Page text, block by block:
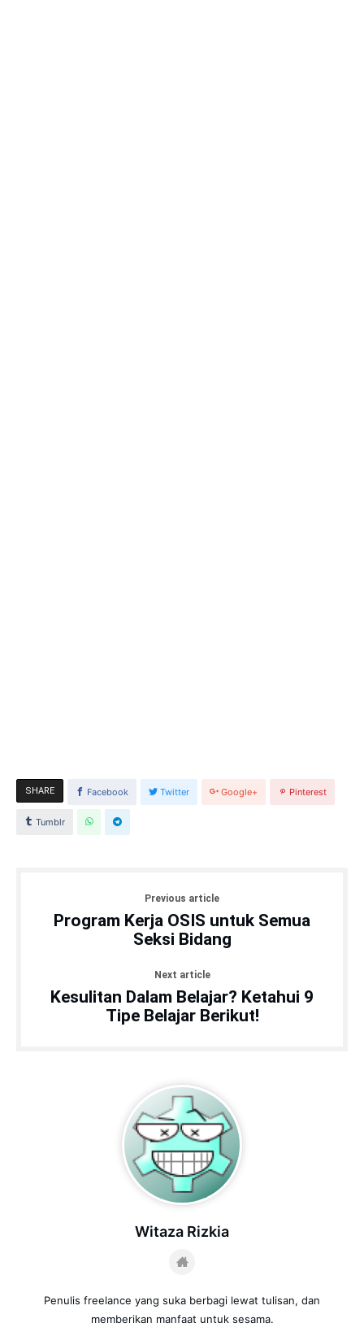
SHARE Facebook Twitter Google+ Pinterest
Tumblr
Previous article
Program Kerja OSIS untuk Semua
Seksi Bidang
Next article
Kesulitan Dalam Belajar? Ketahui 9
Tipe Belajar Berikut!
Witaza Rizkia
Penulis freelance yang suka berbagi lewat tulisan, dan
memberikan manfaat untuk sesama.